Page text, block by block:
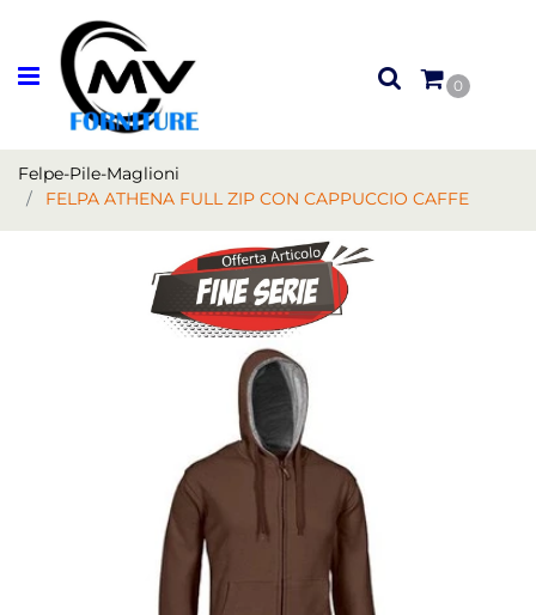
Open menu
0
Felpe-Pile-Maglioni
FELPA ATHENA FULL ZIP CON CAPPUCCIO CAFFE